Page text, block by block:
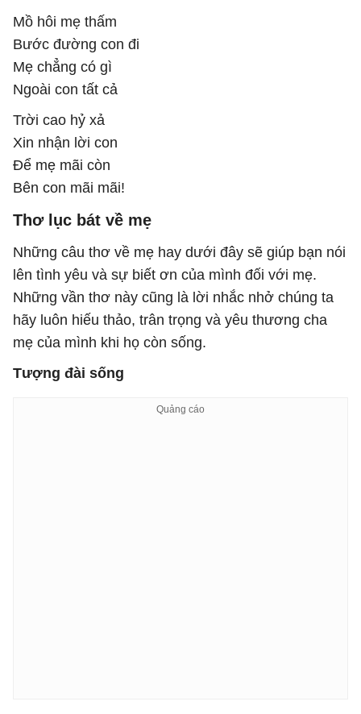
Mồ hôi mẹ thấm
Bước đường con đi
Mẹ chẳng có gì
Ngoài con tất cả
Trời cao hỷ xả
Xin nhận lời con
Để mẹ mãi còn
Bên con mãi mãi!
Thơ lục bát về mẹ
Những câu thơ về mẹ hay dưới đây sẽ giúp bạn nói
lên tình yêu và sự biết ơn của mình đối với mẹ.
Những vần thơ này cũng là lời nhắc nhở chúng ta
hãy luôn hiếu thảo, trân trọng và yêu thương cha
mẹ của mình khi họ còn sống.
Tượng đài sống